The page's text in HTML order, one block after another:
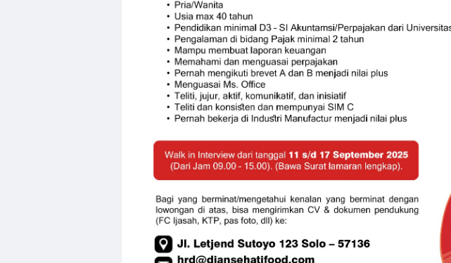
Loker Dealer Resmi Motor Yamaha Argo
Surya Abadi Plasindo Sukoharjo Hiring Digital
Loker Solo Raya di Kontraktor & Developer
Loker Sales Counter, Helper Toko di Toko